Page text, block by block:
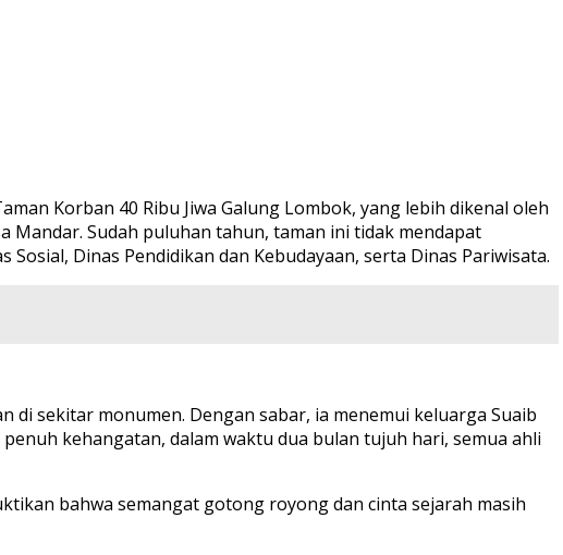
Korban 40 Ribu Jiwa Galung Lombok, yang lebih dikenal oleh
Mandar. Sudah puluhan tahun, taman ini tidak mendapat
Dinas Pendidikan dan Kebudayaan, serta Dinas Pariwisata.
sekitar monumen. Dengan sabar, ia menemui keluarga Suaib
penuh kehangatan, dalam waktu dua bulan tujuh hari, semua ahli
bahwa semangat gotong royong dan cinta sejarah masih